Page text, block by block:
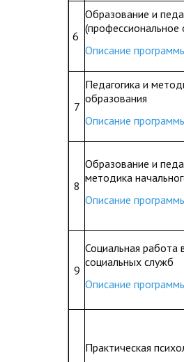
6
Образование и
(профессиональное
Описание
7
Педагогика и
образования
Описание
8
Образование и
методика
Описание
9
Социальная работа
социальных служб
Описание
Практическая